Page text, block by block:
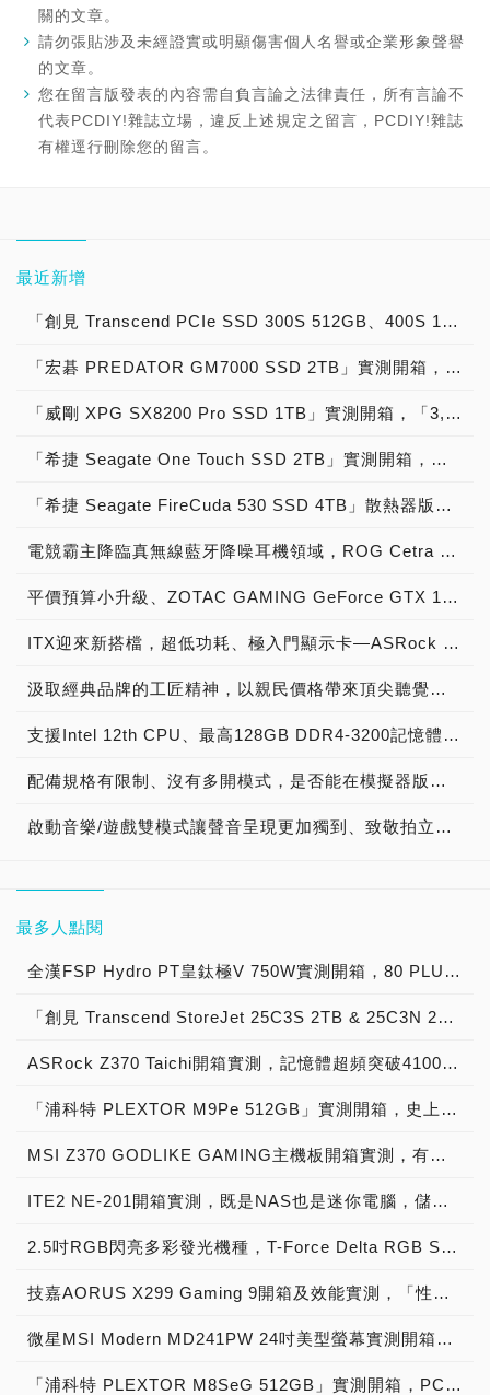
關的文章。
請勿張貼涉及未經證實或明顯傷害個人名譽或企業形象聲譽
的文章。
您在留言版發表的內容需自負言論之法律責任，所有言論不
代表PCDIY!雜誌立場，違反上述規定之留言，PCDIY!雜誌
有權逕行刪除您的留言。
最近新增
「創見 Transcend PCIe SSD 300S 512GB、400S 1TB」實測開箱，低功耗高效能短尺寸固態硬碟強勢來襲！
「宏碁 PREDATOR GM7000 SSD 2TB」實測開箱，「7,000MB/s俱樂部」PCIe 4.0固態硬碟！
「威剛 XPG SX8200 Pro SSD 1TB」實測開箱，「3,500MB/s俱樂部」PCIe 3.0固態硬碟！
「希捷 Seagate One Touch SSD 2TB」實測開箱，「1,030MB/s俱樂部」USB 3.2 Gen 2高效能外接式固態硬碟！
「希捷 Seagate FireCuda 530 SSD 4TB」散熱器版實測開箱，「7,000MB/s俱樂部」PCIe 4.0固態硬碟！
電競霸主降臨真無線藍牙降噪耳機領域，ROG Cetra True Wireless開箱試玩
平價預算小升級、ZOTAC GAMING GeForce GTX 1630上機試玩， 搭載Dual Link DVI-D插槽、老顯示器也能用！
ITX迎來新搭檔，超低功耗、極入門顯示卡—ASRock Radeon RX 6400 Challenger ITX 4GB開箱試玩
汲取經典品牌的工匠精神，以親民價格帶來頂尖聽覺饗宴，EDIFIER STAX SPIRIT S3平板藍牙耳罩式耳機開箱試聽
支援Intel 12th CPU、最高128GB DDR4-3200記憶體，8L全能Mini PC — ASROCK DeskMeet B660迷你準系統開箱試玩
配備規格有限制、沒有多開模式，是否能在模擬器版圖中突圍？Google Play遊戲Beta版試玩體驗
啟動音樂/遊戲雙模式讓聲音呈現更加獨到、致敬拍立得經典外型，EDIFIER TO-U2 Mini真無線藍牙耳機開箱試聽
最多人點閱
全漢FSP Hydro PT皇鈦極V 750W實測開箱，80 PLUS Platinum白金認證電源供應器！
「創見 Transcend StoreJet 25C3S 2TB & 25C3N 2TB」實測開箱，輕薄時尚內建獨家檔案救援外接式硬碟！
ASRock Z370 Taichi開箱實測，記憶體超頻突破4100MHz，與Intel 8代處理器雙雄合璧的「太極」精品！
「浦科特 PLEXTOR M9Pe 512GB」實測開箱，史上最強PCIe 3.0 x4固態硬碟磅礡登場！
MSI Z370 GODLIKE GAMING主機板開箱實測，有著超好用OC旋鈕，難怪連「神也喜歡」！
ITE2 NE-201開箱實測，既是NAS也是迷你電腦，儲存備份、4K播放都不是問題！
2.5吋RGB閃亮多彩發光機種，T-Force Delta RGB SSD
技嘉AORUS X299 Gaming 9開箱及效能實測，「性能、超頻、超大擴充性」一板搞定！
微星MSI Modern MD241PW 24吋美型螢幕實測開箱，辦公/遊戲兩相宜創建絕美雪白世界！
「浦科特 PLEXTOR M8SeG 512GB」實測開箱，PCIe 3.0 x4小鋼炮極致寫入速度固態硬碟！